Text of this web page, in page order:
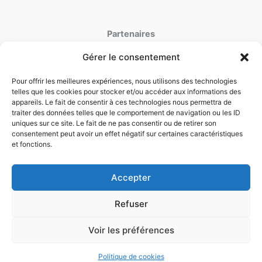
Gérer le consentement
Pour offrir les meilleures expériences, nous utilisons des technologies
telles que les cookies pour stocker et/ou accéder aux informations des
appareils. Le fait de consentir à ces technologies nous permettra de
traiter des données telles que le comportement de navigation ou les ID
uniques sur ce site. Le fait de ne pas consentir ou de retirer son
consentement peut avoir un effet négatif sur certaines caractéristiques
et fonctions.
Accepter
Refuser
Voir les préférences
Politique de cookies
Projet Toiture ?
l'Oise.
Partenaires
latoiturepro.fr
couverture-jdujardin.fr
Mentions Legales
Politique de cookies
Politique de confidentialité
Conditions generales de ventes
Copyright © 2026 vh-toiture-60.fr |